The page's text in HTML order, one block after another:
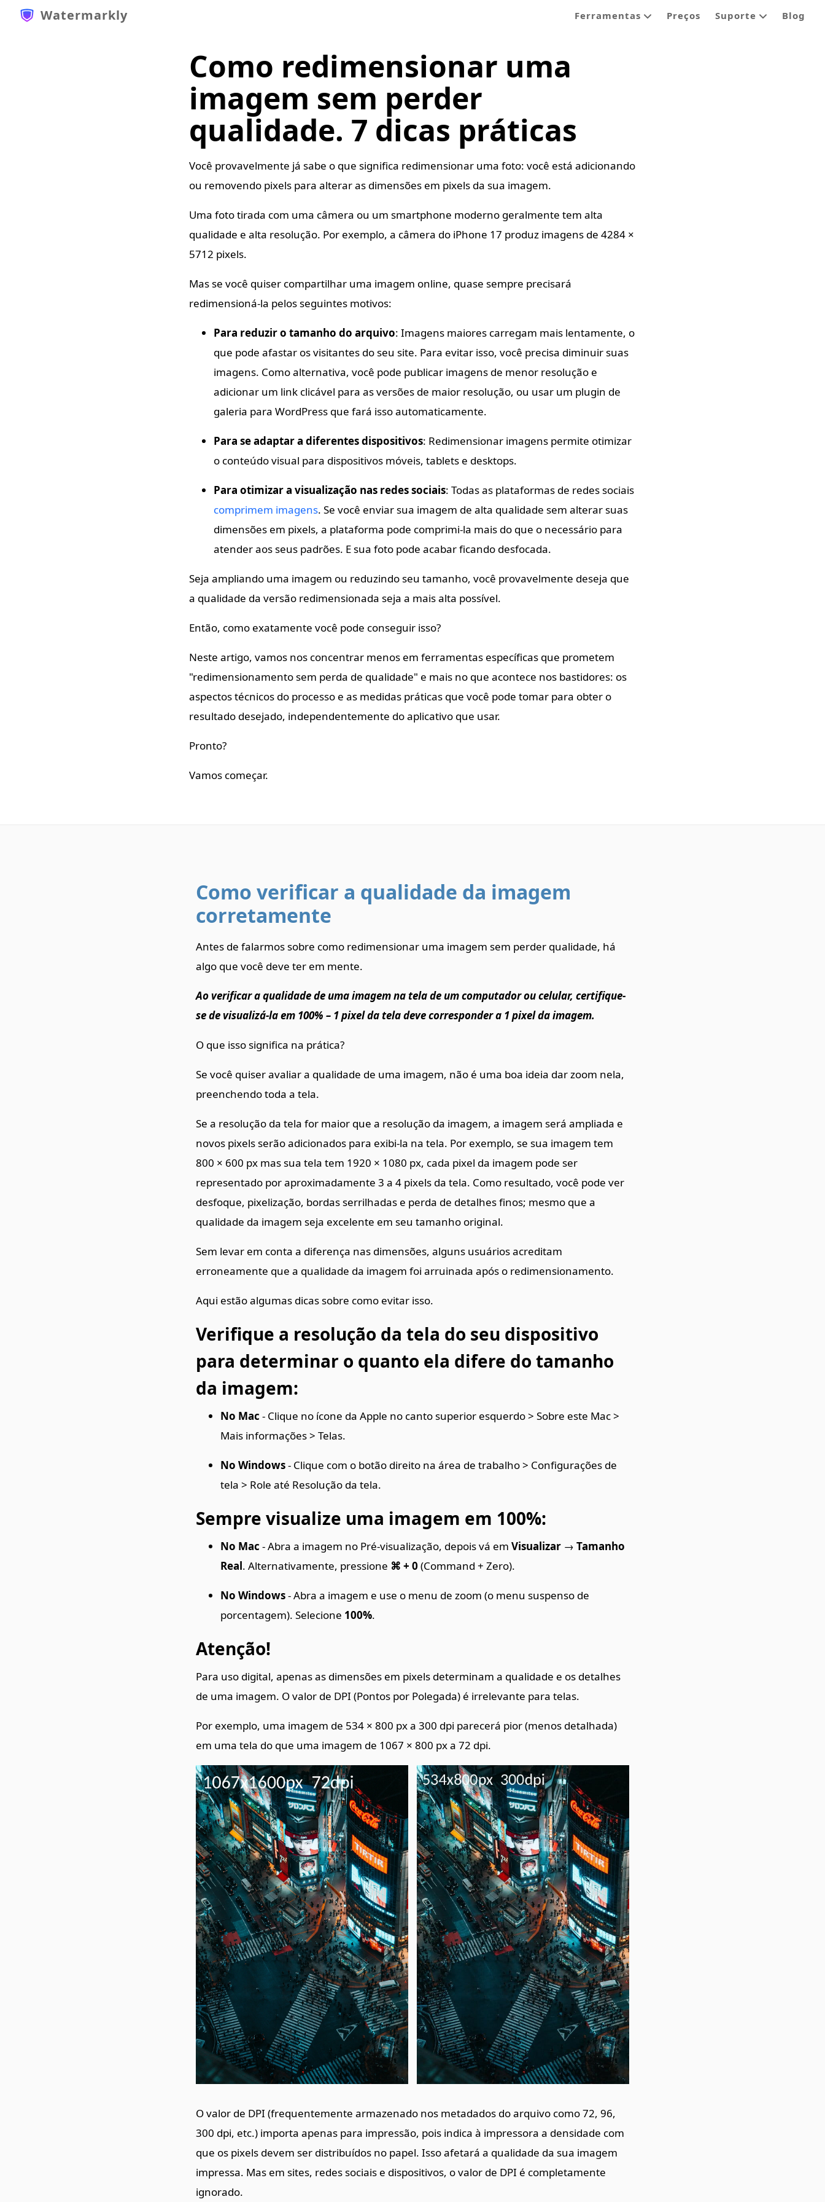
Watermarkly Ferramentas Preços Suporte Blog
Como redimensionar uma
imagem sem perder
qualidade. 7 dicas práticas
Você provavelmente já sabe o que significa redimensionar uma foto: você está adicionando
ou removendo pixels para alterar as dimensões em pixels da sua imagem.
Uma foto tirada com uma câmera ou um smartphone moderno geralmente tem alta
qualidade e alta resolução. Por exemplo, a câmera do iPhone 17 produz imagens de 4284 ×
5712 pixels.
Mas se você quiser compartilhar uma imagem online, quase sempre precisará
redimensioná-la pelos seguintes motivos:
Para reduzir o tamanho do arquivo: Imagens maiores carregam mais lentamente, o
que pode afastar os visitantes do seu site. Para evitar isso, você precisa diminuir suas
imagens. Como alternativa, você pode publicar imagens de menor resolução e
adicionar um link clicável para as versões de maior resolução, ou usar um plugin de
galeria para WordPress que fará isso automaticamente.
Para se adaptar a diferentes dispositivos: Redimensionar imagens permite otimizar
o conteúdo visual para dispositivos móveis, tablets e desktops.
Para otimizar a visualização nas redes sociais: Todas as plataformas de redes sociais
comprimem imagens. Se você enviar sua imagem de alta qualidade sem alterar suas
dimensões em pixels, a plataforma pode comprimi-la mais do que o necessário para
atender aos seus padrões. E sua foto pode acabar ficando desfocada.
Seja ampliando uma imagem ou reduzindo seu tamanho, você provavelmente deseja que
a qualidade da versão redimensionada seja a mais alta possível.
Então, como exatamente você pode conseguir isso?
Neste artigo, vamos nos concentrar menos em ferramentas específicas que prometem
"redimensionamento sem perda de qualidade" e mais no que acontece nos bastidores: os
aspectos técnicos do processo e as medidas práticas que você pode tomar para obter o
resultado desejado, independentemente do aplicativo que usar.
Pronto?
Vamos começar.
Como verificar a qualidade da imagem
corretamente
Antes de falarmos sobre como redimensionar uma imagem sem perder qualidade, há
algo que você deve ter em mente.
Ao verificar a qualidade de uma imagem na tela de um computador ou celular, certifique-
se de visualizá-la em 100% – 1 pixel da tela deve corresponder a 1 pixel da imagem.
O que isso significa na prática?
Se você quiser avaliar a qualidade de uma imagem, não é uma boa ideia dar zoom nela,
preenchendo toda a tela.
Se a resolução da tela for maior que a resolução da imagem, a imagem será ampliada e
novos pixels serão adicionados para exibi-la na tela. Por exemplo, se sua imagem tem
800 × 600 px mas sua tela tem 1920 × 1080 px, cada pixel da imagem pode ser
representado por aproximadamente 3 a 4 pixels da tela. Como resultado, você pode ver
desfoque, pixelização, bordas serrilhadas e perda de detalhes finos; mesmo que a
qualidade da imagem seja excelente em seu tamanho original.
Sem levar em conta a diferença nas dimensões, alguns usuários acreditam
erroneamente que a qualidade da imagem foi arruinada após o redimensionamento.
Aqui estão algumas dicas sobre como evitar isso.
Verifique a resolução da tela do seu dispositivo
para determinar o quanto ela difere do tamanho
da imagem:
No Mac - Clique no ícone da Apple no canto superior esquerdo > Sobre este Mac >
Mais informações > Telas.
No Windows- Clique com o botão direito na área de trabalho > Configurações de
tela > Role até Resolução da tela.
Sempre visualize uma imagem em 100%:
No Mac - Abra a imagem no Pré-visualização, depois vá em Visualizar→ Tamanho
Real. Alternativamente, pressione ⌘ + 0 (Command + Zero).
No Windows- Abra a imagem e use o menu de zoom (o menu suspenso de
porcentagem). Selecione 100%.
Atenção!
Para uso digital, apenas as dimensões em pixels determinam a qualidade e os detalhes
de uma imagem. O valor de DPI (Pontos por Polegada) é irrelevante para telas.
Por exemplo, uma imagem de 534 × 800 px a 300 dpi parecerá pior (menos detalhada)
em uma tela do que uma imagem de 1067 × 800 px a 72 dpi.
O valor de DPI (frequentemente armazenado nos metadados do arquivo como 72, 96,
300 dpi, etc.) importa apenas para impressão, pois indica à impressora a densidade com
que os pixels devem ser distribuídos no papel. Isso afetará a qualidade da sua imagem
impressa. Mas em sites, redes sociais e dispositivos, o valor de DPI é completamente
ignorado.